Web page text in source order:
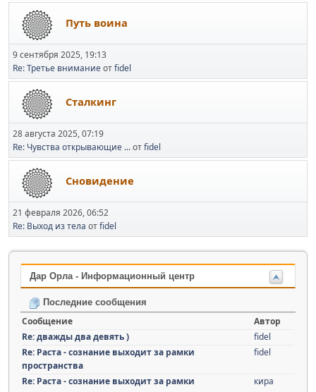
Путь воина
9 сентября 2025, 19:13
Re: Третье вниманиеотfidel
Сталкинг
28 августа 2025, 07:19
Re: Чувства открывающие ...отfidel
Сновидение
21 февраля 2026, 06:52
Re: Выход из тела отfidel
Дар Орла - Информационный центр
Последние сообщения
Сообщение
Автор
Re: дважды два девять )
fidel
Re: Раста - сознание выходит за рамки
пространства
fidel
Re: Раста - сознание выходит за рамки
кира